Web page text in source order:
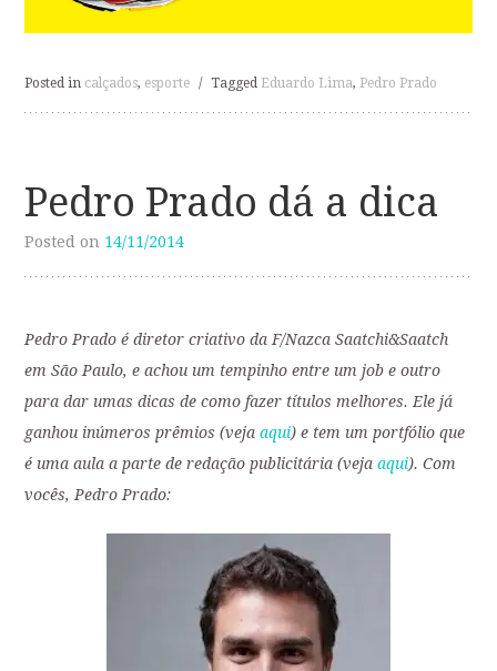
Posted in calçados, esporte / Tagged Eduardo Lima, Pedro Prado
Pedro Prado dá a dica
Posted on 14/11/2014
Pedro Prado é diretor criativo da F/Nazca Saatchi&Saatch
em São Paulo, e achou um tempinho entre um job e outro
para dar umas dicas de como fazer títulos melhores. Ele já
ganhou inúmeros prêmios (vejaaqui) e tem um portfólio que
é uma aula a parte de redação publicitária (vejaaqui). Com
vocês, Pedro Prado: